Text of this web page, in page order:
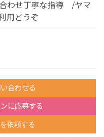
わせ丁寧な指導 /ヤマ
用どうぞ
合わせる
に応募する
依頼する